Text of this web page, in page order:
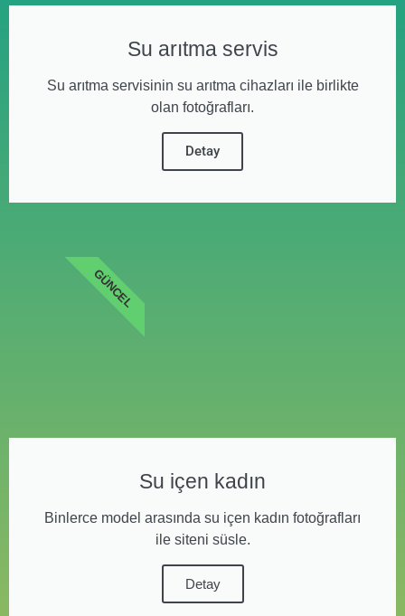
Su arıtma servis
Su arıtma servisinin su arıtma cihazları ile birlikte
olan fotoğrafları.
Detay
Su içen kadın
Binlerce model arasında su içen kadın fotoğrafları
ile siteni süsle.
Detay
GÜNCEL